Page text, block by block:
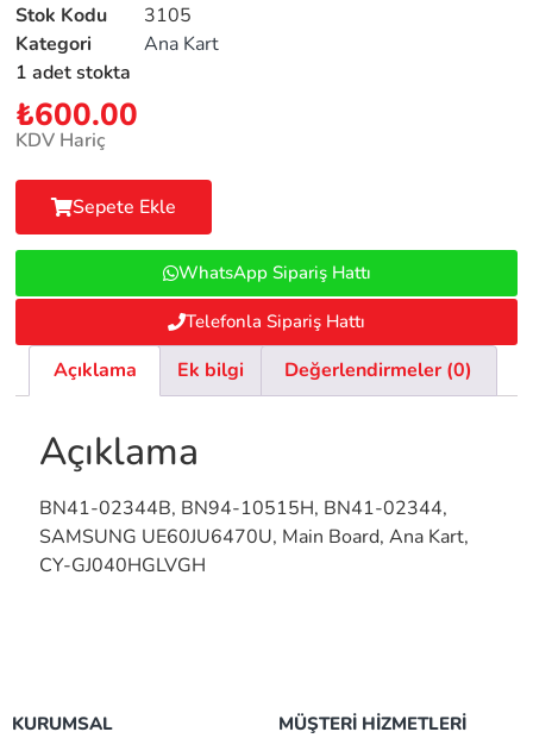
Stok Kodu
3105
Kategori
Ana Kart
1 adet stokta
₺600.00
KDV Hariç
Sepete Ekle
WhatsApp Sipariş Hattı
Telefonla Sipariş Hattı
Açıklama Ek bilgi Değerlendirmeler (0)
Açıklama
BN41-02344B, BN94-10515H, BN41-02344,
SAMSUNG UE60JU6470U, Main Board, Ana Kart,
CY-GJ040HGLVGH
KURUMSAL MÜŞTERİ HİZMETLERİ